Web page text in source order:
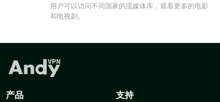
用户可以访问不同国家的流媒体库，观看更多的电影
和电视剧。
产品 支持